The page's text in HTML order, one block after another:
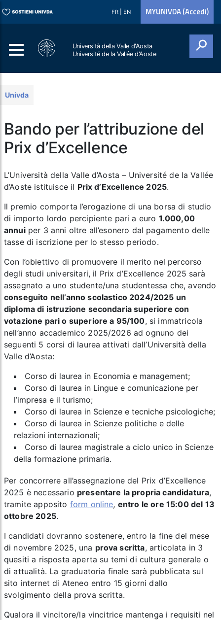
FR EN MYUNIVDA (Accedi)
Università della Valle d'Aosta
Université de la Vallée d'Aoste
Univda
Bando per l’attribuzione del
Prix d’Excellence
L’Università della Valle d’Aosta – Université de la Vallée
d’Aoste istituisce il Prix d’Excellence 2025.
Il premio comporta l’erogazione di una borsa di studio
di importo lordo percipiente pari a euro 1.000,00
annuiper 3 anni oltre all’esonero dal pagamento delle
tasse di iscrizione per lo stesso periodo.
Con l’obiettivo di promuovere il merito nel percorso
degli studi universitari, il Prix d’Excellence 2025 sarà
assegnato a uno studente/una studentessa che, avendo
conseguito nell’anno scolastico 2024/2025 un
diploma di istruzione secondaria superiore con
votazione pari o superiore a 95/100, si immatricola
nell’anno accademico 2025/2026 ad ognuno dei
seguenti 5 corsi di laurea attivati dall’Università della
Valle d’Aosta:
Corso di laurea in Economia e management;
Corso di laurea in Lingue e comunicazione per
l’impresa e il turismo;
Corso di laurea in Scienze e tecniche psicologiche;
Corso di laurea in Scienze politiche e delle
relazioni internazionali;
Corso di laurea magistrale a ciclo unico in Scienze
della formazione primaria.
Per concorrere all’assegnazione del Prix d’Excellence
2025 è necessario presentare la propria candidatura,
tramite apposito form online, entro le ore 15:00 del 13
ottobre 2025.
I candidati dovranno sostenere, entro la fine del mese
di novembre 2025, una prova scritta, articolata in 3
quesiti a risposta aperta su temi di cultura generale o
di attualità. La graduatoria finale sarà pubblicata sul
sito internet di Ateneo entro 15 giorni dallo
svolgimento della prova scritta.
Qualora il vincitore/la vincitrice mantenga i requisiti nel